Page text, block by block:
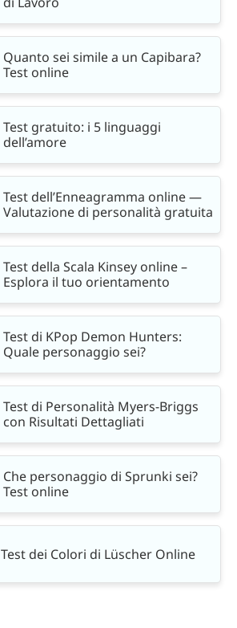
Quanto sei simile a un Capibara?
Test online
Test gratuito: i 5 linguaggi
dell’amore
Test dell’Enneagramma online —
Valutazione di personalità gratuita
Test della Scala Kinsey online –
Esplora il tuo orientamento
Test di KPop Demon Hunters:
Quale personaggio sei?
Test di Personalità Myers-Briggs
con Risultati Dettagliati
Che personaggio di Sprunki sei?
Test online
Test dei Colori di Lüscher Online